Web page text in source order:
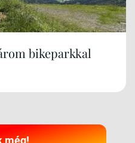
bikeparkkal
még!